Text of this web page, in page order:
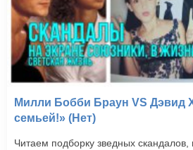
Милли Бобби Браун VS
семьей!» (Нет)
Читаем подборку зведных